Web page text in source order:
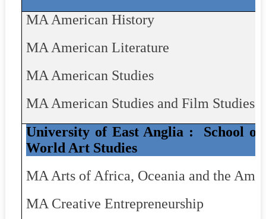
MA American History
MA American Literature
MA American Studies
MA American Studies and Film Studies
University of East Anglia :
School
World Art Studies
MA Arts of Africa, Oceania and the
MA Creative Entrepreneurship